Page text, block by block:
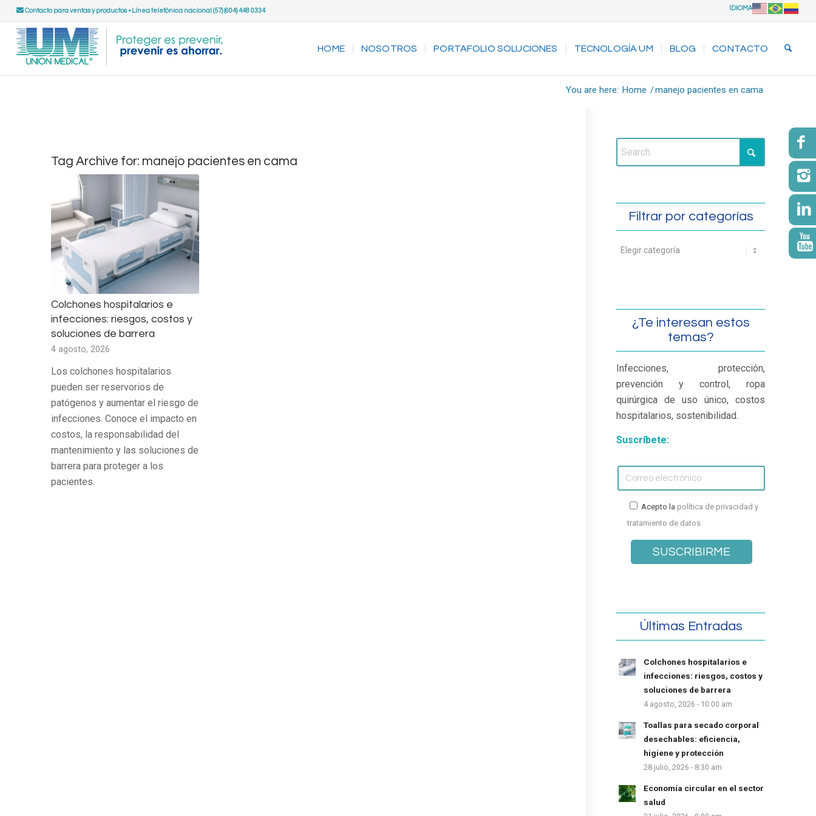
Contacto para ventas y productos• Línea telefónica nacional (57) (604) 448 0334 IDIOMA
HOME NOSOTROS PORTAFOLIO SOLUCIONES TECNOLOGÍA UM BLOG CONTACTO
You are here: Home /manejo pacientes en cama
Tag Archive for: manejo pacientes en cama
Colchones hospitalarios e
infecciones: riesgos, costos y
soluciones de barrera
4 agosto, 2026
Los colchones hospitalarios
pueden ser reservorios de
patógenos y aumentar el riesgo de
infecciones. Conoce el impacto en
costos, la responsabilidad del
mantenimiento y las soluciones de
barrera para proteger a los
pacientes.
Filtrar por categorías
¿Te interesan estos
temas?
Infecciones, protección,
prevención y control, ropa
quirúrgica de uso único, costos
hospitalarios, sostenibilidad.
Suscríbete:
Acepto la política de privacidad y
tratamiento de datos
Últimas Entradas
Colchones hospitalarios e
infecciones: riesgos, costos y
soluciones de barrera
4 agosto, 2026 - 10:00 am
Toallas para secado corporal
desechables: eficiencia,
higiene y protección
28 julio, 2026 - 8:30 am
Economía circular en el sector
salud